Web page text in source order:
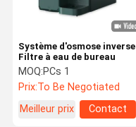
Système d'osmose inverse
Filtre à eau de bureau
MOQ:PCs 1
Prix:To Be Negotiated
Meilleur prix
Contact